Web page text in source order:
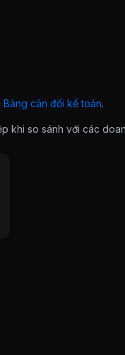
Bảng cân đối kế toán.
khi so sánh với các